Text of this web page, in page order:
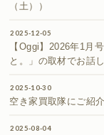
（土））
2025-12-05
【Oggi】2026年1月
と。」の取材でお話
2025-10-30
空き家買取隊にご紹
2025-08-04